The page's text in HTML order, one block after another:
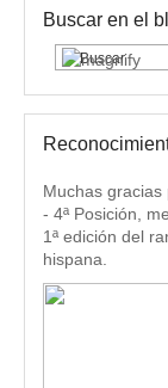
Buscar en el
Muchas gracias
- 4ª Posición,
1ª edición del
hispana.